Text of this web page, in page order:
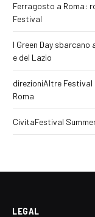
Ferragosto a Roma:
Festival
I Green Day sbarcano
e del Lazio
direzioniAltre
Roma
CivitaFestival
LEGAL